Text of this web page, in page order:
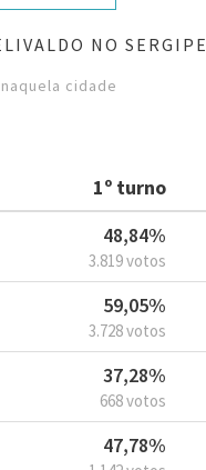
NO SERGIPE
cidade
1º turno
48,84%
3.819 votos
59,05%
3.728 votos
37,28%
668 votos
47,78%